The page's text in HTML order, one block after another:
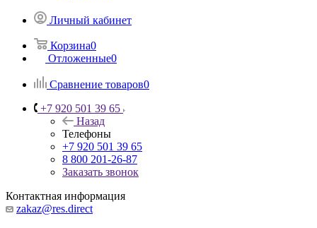
Личный кабинет
Корзина0
Отложенные0
Сравнение товаров0
+7 920 501 39 65
Назад
Телефоны
+7 920 501 39 65
8 800 201-26-87
Заказать звонок
Контактная информация
zakaz@res.direct